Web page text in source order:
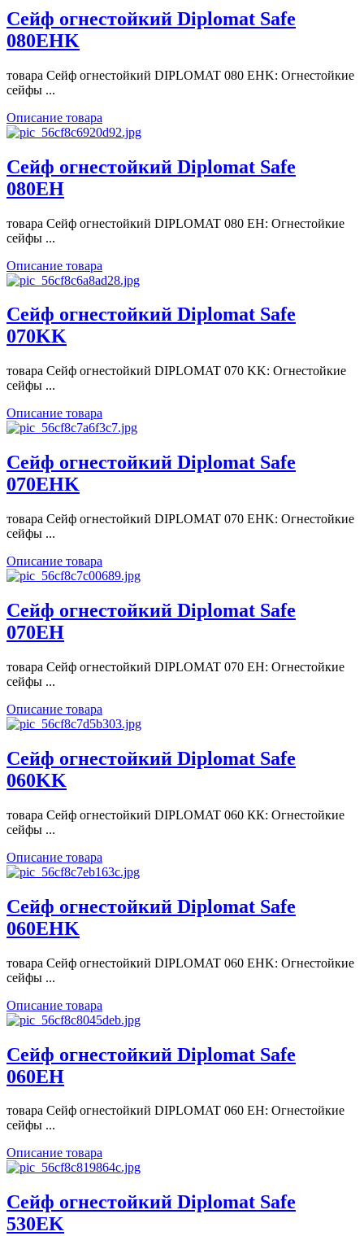
Сейф огнестойкий Diplomat Safe
080ЕНK
товара Сейф огнестойкий DIPLOMAT 080 ЕНK: Огнестойкие
сейфы ...
Описание товара
Сейф огнестойкий Diplomat Safe
080ЕН
товара Сейф огнестойкий DIPLOMAT 080 ЕН: Огнестойкие
сейфы ...
Описание товара
Сейф огнестойкий Diplomat Safe
070KK
товара Сейф огнестойкий DIPLOMAT 070 KK: Огнестойкие
сейфы ...
Описание товара
Сейф огнестойкий Diplomat Safe
070ЕНK
товара Сейф огнестойкий DIPLOMAT 070 ЕНK: Огнестойкие
сейфы ...
Описание товара
Сейф огнестойкий Diplomat Safe
070ЕН
товара Сейф огнестойкий DIPLOMAT 070 ЕН: Огнестойкие
сейфы ...
Описание товара
Сейф огнестойкий Diplomat Safe
060KK
товара Сейф огнестойкий DIPLOMAT 060 КК: Огнестойкие
сейфы ...
Описание товара
Сейф огнестойкий Diplomat Safe
060ЕНK
товара Сейф огнестойкий DIPLOMAT 060 ЕНK: Огнестойкие
сейфы ...
Описание товара
Сейф огнестойкий Diplomat Safe
060ЕН
товара Сейф огнестойкий DIPLOMAT 060 ЕН: Огнестойкие
сейфы ...
Описание товара
Сейф огнестойкий Diplomat Safe
530EK